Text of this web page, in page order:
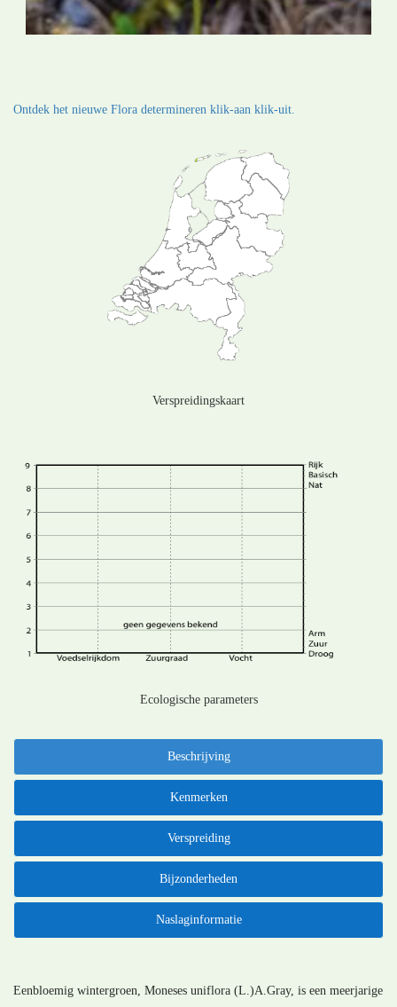
Ontdek het nieuwe Flora determineren klik-aan klik-uit.
Verspreidingskaart
Ecologische parameters
Beschrijving
Kenmerken
Verspreiding
Bijzonderheden
Naslaginformatie
Eenbloemig wintergroen, Moneses uniflora (L.)A.Gray, is een meerjarige